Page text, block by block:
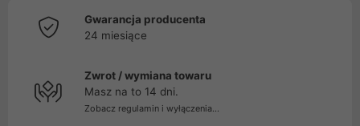
Gwarancja producenta
24 miesiące
Zwrot / wymiana towaru
Masz na to 14 dni.
Zobacz regulamin i wyłączenia...